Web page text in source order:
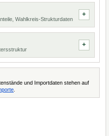
Wahlkreis-Strukturdaten
und Importdaten stehen auf